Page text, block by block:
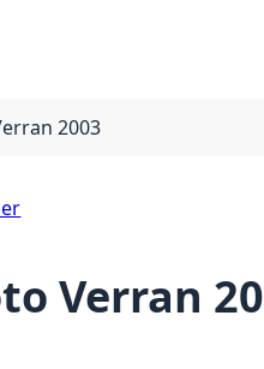
2003
Verran